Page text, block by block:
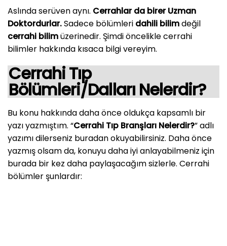
Aslında serüven aynı. Cerrahlar da birer Uzman
Doktordurlar.Sadece bölümleri dahili bilimdeğil
cerrahi bilimüzerinedir. Şimdi öncelikle cerrahi
bilimler hakkında kısaca bilgi vereyim.
Cerrahi Tıp
Bölümleri/Dalları Nelerdir?
Bu konu hakkında daha önce oldukça kapsamlı bir
yazı yazmıştım. “Cerrahi Tıp Branşları Nelerdir?” adlı
yazımı dilerseniz buradan okuyabilirsiniz. Daha önce
yazmış olsam da, konuyu daha iyi anlayabilmeniz için
burada bir kez daha paylaşacağım sizlerle. Cerrahi
bölümler şunlardır: